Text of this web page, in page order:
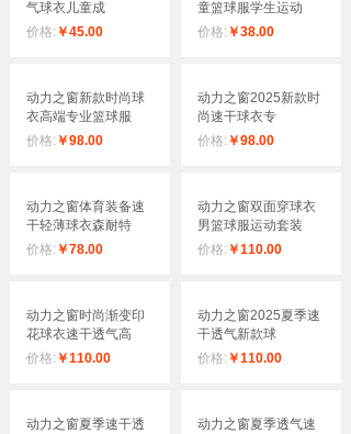
气球衣儿童成
价格: ￥45.00
童篮球服学生运动
价格: ￥38.00
动力之窗新款时尚球
衣高端专业篮球服
价格: ￥98.00
动力之窗2025新款时
尚速干球衣专
价格: ￥98.00
动力之窗体育装备速
干轻薄球衣森耐特
价格: ￥78.00
动力之窗双面穿球衣
男篮球服运动套装
价格: ￥110.00
动力之窗时尚渐变印
花球衣速干透气高
价格: ￥110.00
动力之窗2025夏季速
干透气新款球
价格: ￥110.00
动力之窗夏季速干透
动力之窗夏季透气速